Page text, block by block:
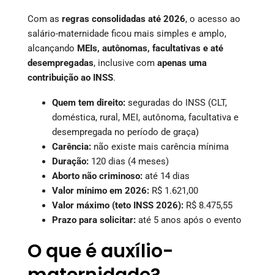
Com as regras consolidadas até 2026, o acesso ao
salário-maternidade ficou mais simples e amplo,
alcançando MEIs, autônomas, facultativas e até
desempregadas, inclusive com apenas uma
contribuição ao INSS.
Quem tem direito: seguradas do INSS (CLT,
doméstica, rural, MEI, autônoma, facultativa e
desempregada no período de graça)
Carência: não existe mais carência mínima
Duração: 120 dias (4 meses)
Aborto não criminoso: até 14 dias
Valor mínimo em 2026: R$ 1.621,00
Valor máximo (teto INSS 2026): R$ 8.475,55
Prazo para solicitar: até 5 anos após o evento
O que é auxílio-